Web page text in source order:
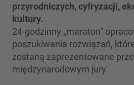
przyrodniczych, cyfryzacji,
kultury.
24-godzinny „maraton”
poszukiwania rozwiązań,
zostaną zaprezentowane
międzynarodowym jury.